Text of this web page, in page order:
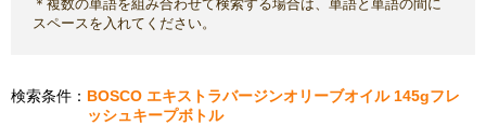
＊複数の単語を組み合わせて検索する場合は、単語と単語の間に
スペースを入れてください。
検索条件： BOSCO エキストラバージンオリーブオイル 145gフレ
ッシュキープボトル